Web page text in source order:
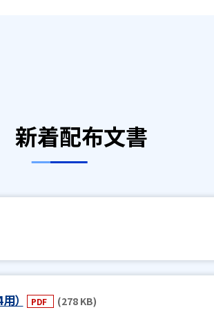
新着配布文書
） PDF (278 KB)